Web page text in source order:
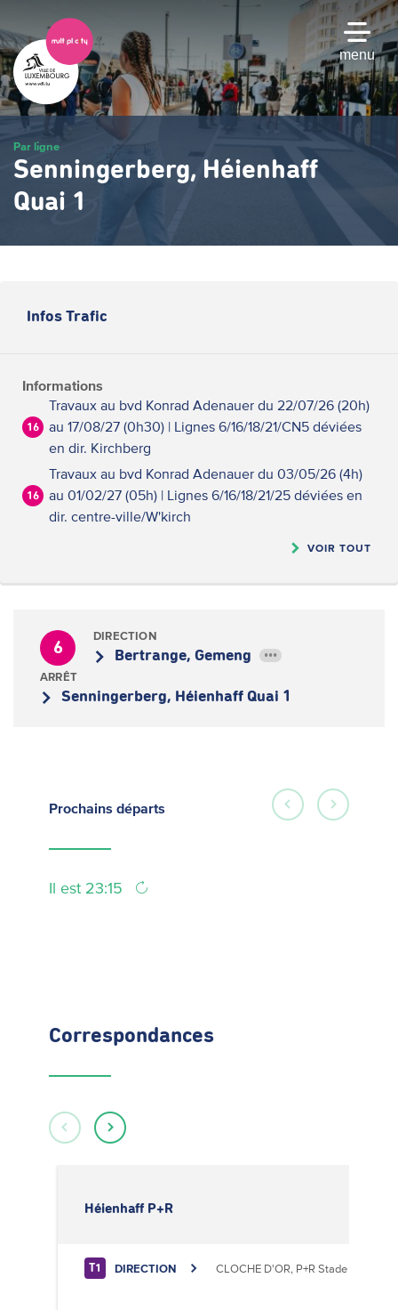
au
contenu
principal
menu
Par ligne
Senningerberg, Héienhaff
Quai 1
Infos Trafic
Informations
16
Travaux au bvd Konrad Adenauer du 22/07/26 (20h)
au 17/08/27 (0h30) | Lignes 6/16/18/21/CN5 déviées
en dir. Kirchberg
16
Travaux au bvd Konrad Adenauer du 03/05/26 (4h)
au 01/02/27 (05h) | Lignes 6/16/18/21/25 déviées en
dir. centre-ville/W'kirch
VOIR TOUT
6
DIRECTION
Bertrange, Gemeng •••
ARRÊT
Senningerberg, Héienhaff Quai 1
Prochains départs
Il est 23:15
Correspondances
Héienhaff P+R
T1 DIRECTION CLOCHE D'OR, P+R Stade de